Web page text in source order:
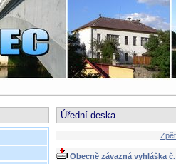
Úřední deska
Obecně závazná vyhláška